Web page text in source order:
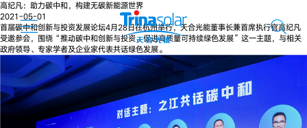
高纪凡：助力碳中和，构建无碳新能源世界
2021-05-01
首届碳中和创新与投资发展论坛4月28日在杭州举行，天合光能董事长兼首席执行官高纪凡
受邀参会，围绕“推动碳中和创新与投资，促进高质量可持续绿色发展”这一主题，与相关
政府领导、专家学者及企业家代表共话绿色发展。